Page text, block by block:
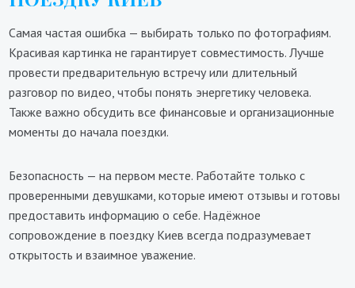
Самая частая ошибка — выбирать только по фотографиям.
Красивая картинка не гарантирует совместимость. Лучше
провести предварительную встречу или длительный
разговор по видео, чтобы понять энергетику человека.
Также важно обсудить все финансовые и организационные
моменты до начала поездки.
Безопасность — на первом месте. Работайте только с
проверенными девушками, которые имеют отзывы и готовы
предоставить информацию о себе. Надёжное
сопровождение в поездку Киев всегда подразумевает
открытость и взаимное уважение.